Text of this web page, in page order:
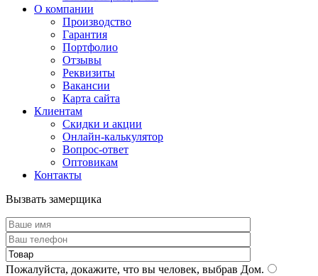
О компании
Производство
Гарантия
Портфолио
Отзывы
Реквизиты
Вакансии
Карта сайта
Клиентам
Скидки и акции
Онлайн-калькулятор
Вопрос-ответ
Оптовикам
Контакты
Вызвать замерщика
Пожалуйста, докажите, что вы человек, выбрав Дом.